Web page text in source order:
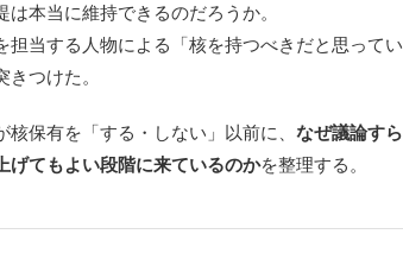
本当に維持できるのだろうか。
当する人物による「核を持つべきだと思ってい
つけた。
保有を「する・しない」以前に、 なぜ議論すら
げてもよい段階に来ているのかを整理する。